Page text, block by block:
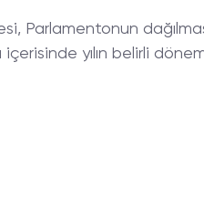
Parlamentonun
yılın belirli